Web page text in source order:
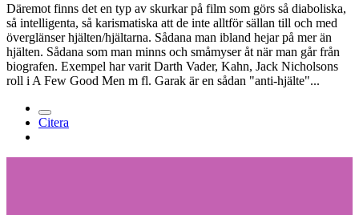
Däremot finns det en typ av skurkar på film som görs så diaboliska,
så intelligenta, så karismatiska att de inte alltför sällan till och med
överglänser hjälten/hjältarna. Sådana man ibland hejar på mer än
hjälten. Sådana som man minns och småmyser åt när man går från
biografen. Exempel har varit Darth Vader, Kahn, Jack Nicholsons
roll i A Few Good Men m fl. Garak är en sådan "anti-hjälte"...
Citera